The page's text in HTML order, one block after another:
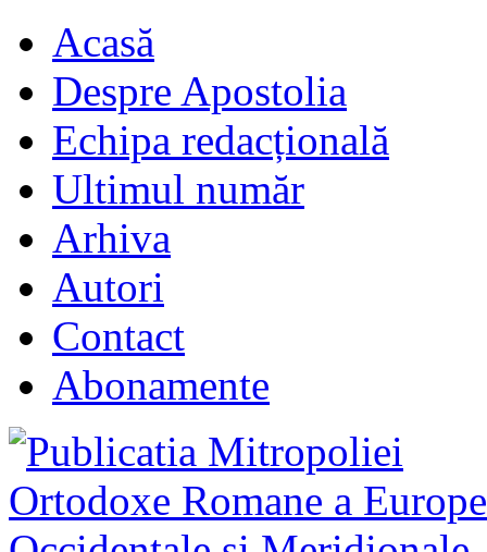
Acasă
Despre Apostolia
Echipa redacțională
Ultimul număr
Arhiva
Autori
Contact
Abonamente